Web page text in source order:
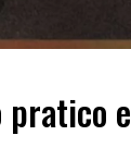
pratico